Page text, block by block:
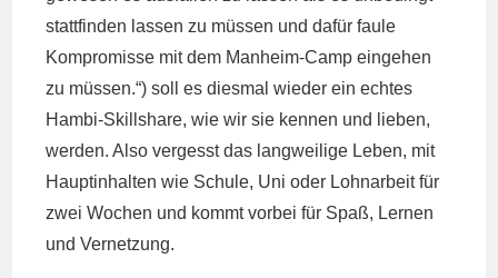
stattfinden lassen zu müssen und dafür faule
Kompromisse mit dem Manheim-Camp eingehen
zu müssen.“) soll es diesmal wieder ein echtes
Hambi-Skillshare, wie wir sie kennen und lieben,
werden. Also vergesst das langweilige Leben, mit
Hauptinhalten wie Schule, Uni oder Lohnarbeit für
zwei Wochen und kommt vorbei für Spaß, Lernen
und Vernetzung.